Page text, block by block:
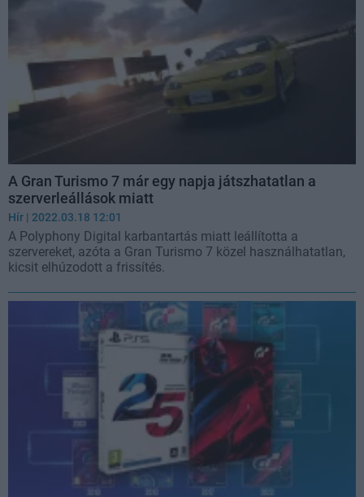
A Gran Turismo 7 már egy napja játszhatatlan a
szerverleállások miatt
Hír | 2022.03.18 12:01
A Polyphony Digital karbantartás miatt leállította a
szervereket, azóta a Gran Turismo 7 közel használhatatlan,
kicsit elhúzodott a frissítés.